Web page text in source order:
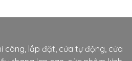
công, lắp đặt, cửa tự động, cửa